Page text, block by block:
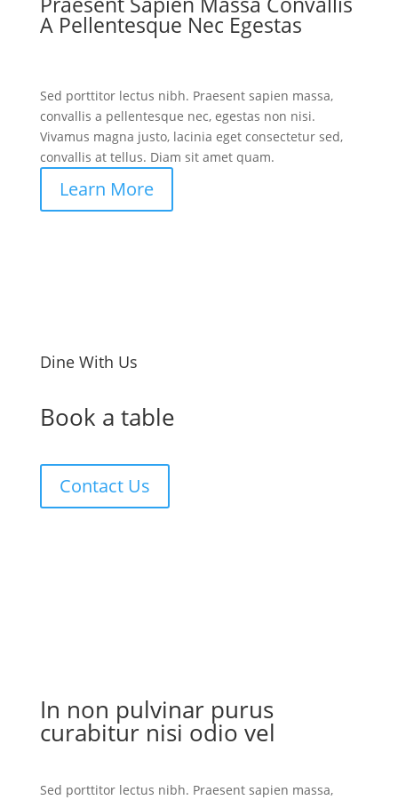
A Pellentesque Nec Egestas
Sed porttitor lectus nibh. Praesent sapien massa,
convallis a pellentesque nec, egestas non nisi.
Vivamus magna justo, lacinia eget consectetur sed,
convallis at tellus. Diam sit amet quam.
Learn More
Dine With Us
Book a table
Contact Us
In non pulvinar purus
curabitur nisi odio vel
Sed porttitor lectus nibh. Praesent sapien massa,